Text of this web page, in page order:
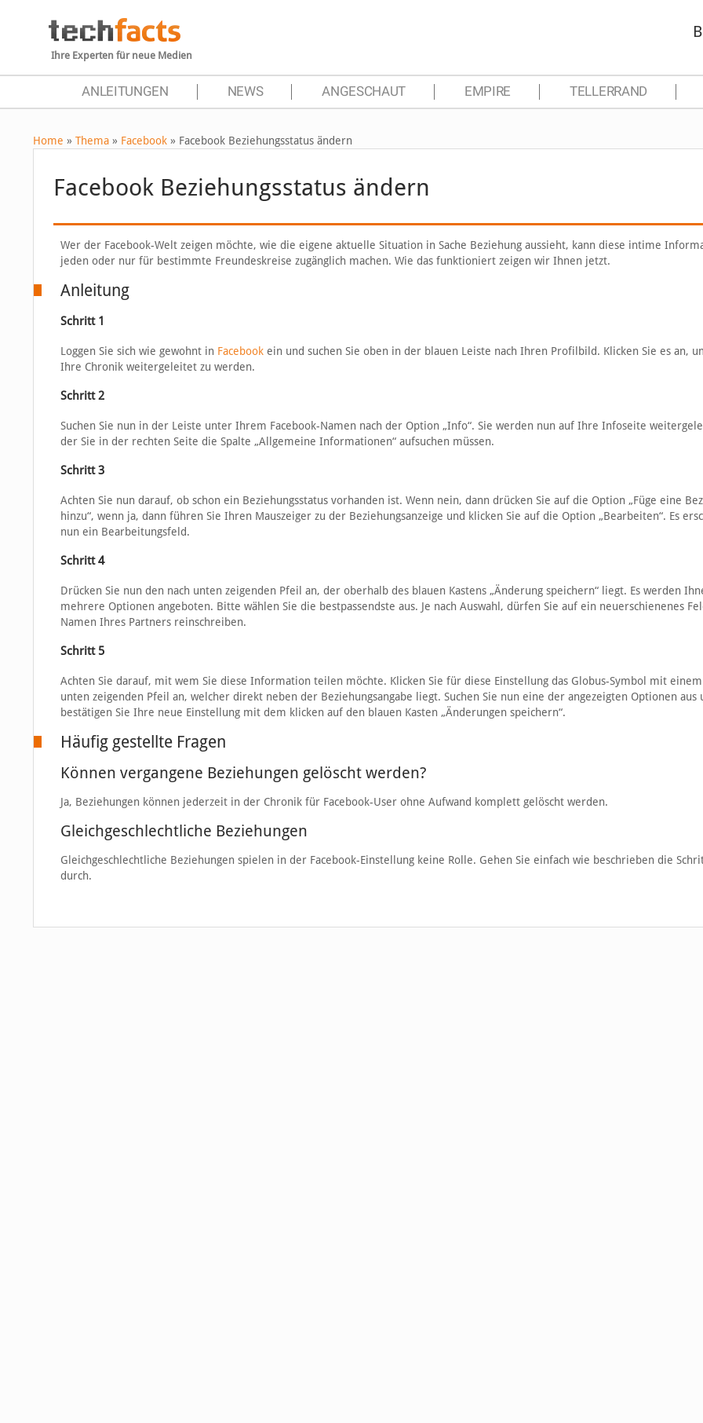
Ihre Experten für neue Medien
ANLEITUNGEN NEWS ANGESCHAUT EMPIRE TELLERRAND
Home » Thema » Facebook » Facebook Beziehungsstatus ändern
Facebook Beziehungsstatus ändern
Wer der Facebook-Welt zeigen möchte, wie die eigene aktuelle Situation in Sache Beziehung aussieht, kann diese intime
jeden oder nur für bestimmte Freundeskreise zugänglich machen. Wie das funktioniert zeigen wir Ihnen jetzt.
Anleitung
Schritt 1
Loggen Sie sich wie gewohnt in Facebookein und suchen Sie oben in der blauen Leiste nach Ihren Profilbild. Klicken Sie es an,
Ihre Chronik weitergeleitet zu werden.
Schritt 2
Suchen Sie nun in der Leiste unter Ihrem Facebook-Namen nach der Option „Info“. Sie werden nun auf Ihre Infoseite
der Sie in der rechten Seite die Spalte „Allgemeine Informationen“ aufsuchen müssen.
Schritt 3
Achten Sie nun darauf, ob schon ein Beziehungsstatus vorhanden ist. Wenn nein, dann drücken Sie auf die Option „Füge eine
hinzu“, wenn ja, dann führen Sie Ihren Mauszeiger zu der Beziehungsanzeige und klicken Sie auf die Option „Bearbeiten“. Es
nun ein Bearbeitungsfeld.
Schritt 4
Drücken Sie nun den nach unten zeigenden Pfeil an, der oberhalb des blauen Kastens „Änderung speichern“ liegt. Es werden
mehrere Optionen angeboten. Bitte wählen Sie die bestpassendste aus. Je nach Auswahl, dürfen Sie auf ein neuerschienenes
Namen Ihres Partners reinschreiben.
Schritt 5
Achten Sie darauf, mit wem Sie diese Information teilen möchte. Klicken Sie für diese Einstellung das Globus-Symbol mit einem
unten zeigenden Pfeil an, welcher direkt neben der Beziehungsangabe liegt. Suchen Sie nun eine der angezeigten Optionen aus
bestätigen Sie Ihre neue Einstellung mit dem klicken auf den blauen Kasten „Änderungen speichern“.
Häufig gestellte Fragen
Können vergangene Beziehungen gelöscht werden?
Ja, Beziehungen können jederzeit in der Chronik für Facebook-User ohne Aufwand komplett gelöscht werden.
Gleichgeschlechtliche Beziehungen
Gleichgeschlechtliche Beziehungen spielen in der Facebook-Einstellung keine Rolle. Gehen Sie einfach wie beschrieben die
durch.